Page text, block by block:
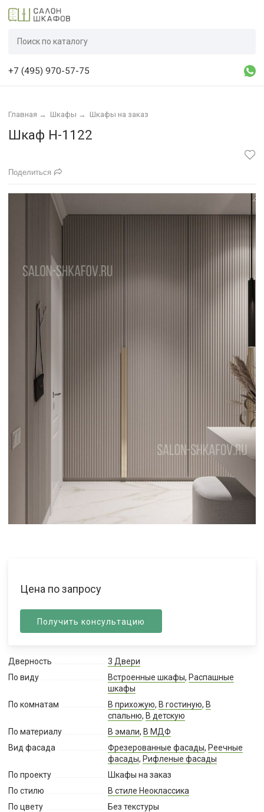
+7 (495) 970-57-75
Главная → Шкафы → Шкафы на заказ
Шкаф Н-1122
Поделиться
Цена по запросу
Получить консультацию
Дверность
3 Двери
По виду
Встроенные шкафы, Распашные
шкафы
По комнатам
В прихожую, В гостиную, В
спальню, В детскую
По материалу
В эмали, В МДФ
Вид фасада
Фрезерованные фасады, Реечные
фасады, Рифленые фасады
По проекту
Шкафы на заказ
По стилю
В стиле Неоклассика
По цвету
Без текстуры